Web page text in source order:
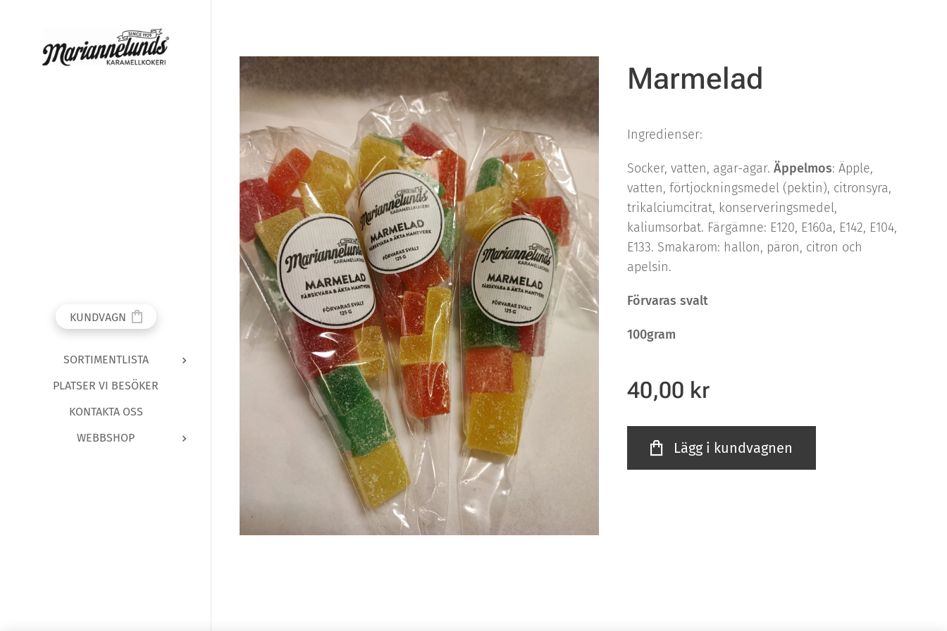
KUNDVAGN
SORTIMENTLISTA
PLATSER VI BESÖKER
KONTAKTA OSS
WEBBSHOP
Marmelad
Ingredienser:
Socker, vatten, agar-agar.Äppelmos: Äpple,
vatten, förtjockningsmedel (pektin), citronsyra,
trikalciumcitrat, konserveringsmedel,
kaliumsorbat. Färgämne: E120, E160a, E142, E104,
E133. Smakarom: hallon, päron, citron och
apelsin.
Förvaras svalt
100gram
40,00 kr
Lägg i kundvagnen